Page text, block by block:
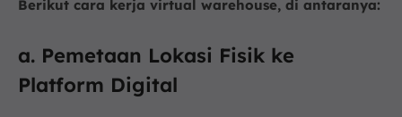
Berikut cara kerja virtual warehouse, di antaranya:
a. Pemetaan Lokasi Fisik ke
Platform Digital